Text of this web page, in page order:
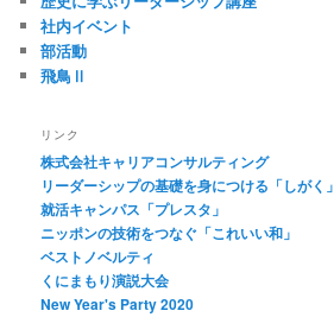
社内イベント
部活動
飛鳥Ⅱ
リンク
株式会社キャリアコンサルティング
リーダーシップの基礎を身につける「しがく」
就活キャンパス「プレスタ」
ニッポンの技術をつなぐ「これいい和」
ベストノベルティ
くにまもり演説大会
New Year's Party 2020